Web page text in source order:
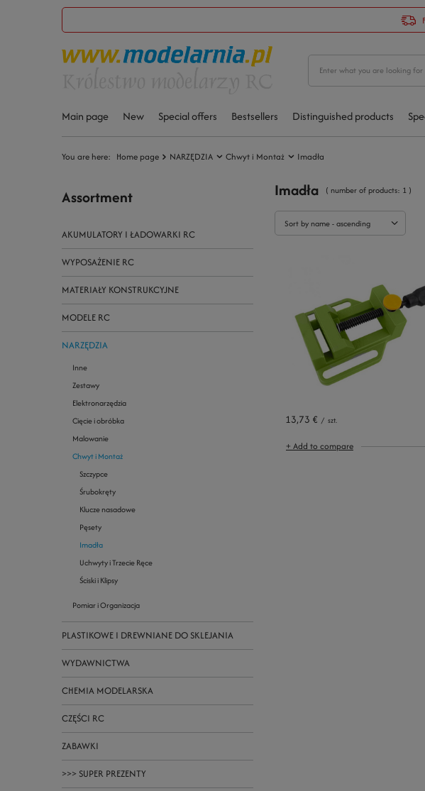
Main page New Special offers Bestsellers Distinguished products
You are here: Home page NARZĘDZIA Chwyt i Montaż Imadła
Assortment
AKUMULATORY I ŁADOWARKI RC
WYPOSAŻENIE RC
MATERIAŁY KONSTRUKCYJNE
MODELE RC
NARZĘDZIA
Inne
Zestawy
Elektronarzędzia
Cięcie i obróbka
Malowanie
Chwyt i Montaż
Szczypce
Śrubokręty
Klucze nasadowe
Pęsety
Imadła
Uchwyty i Trzecie Ręce
Ściski i Klipsy
Pomiar i Organizacja
PLASTIKOWE I DREWNIANE DO SKLEJANIA
WYDAWNICTWA
CHEMIA MODELARSKA
CZĘŚCI RC
ZABAWKI
>>> SUPER PREZENTY
Imadła ( number of products: 1 )
Sort by name - ascending
13,73 € / szt.
+ Add to compare